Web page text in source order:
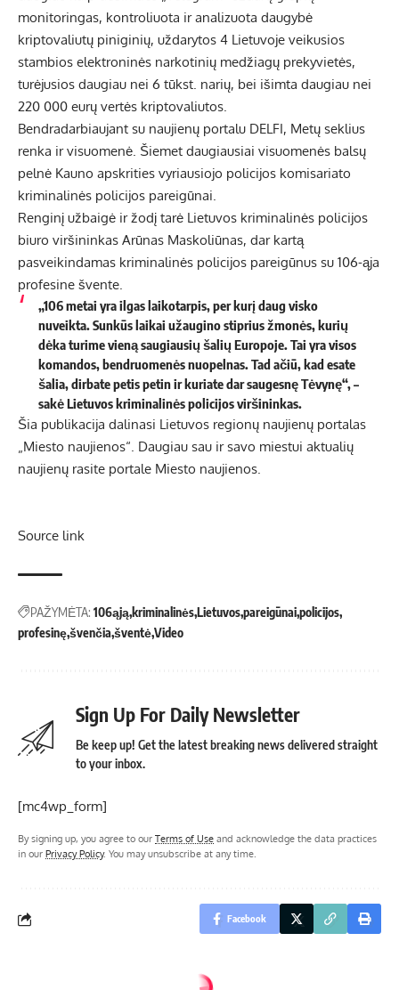
monitoringas, kontroliuota ir analizuota daugybė
kriptovaliutų piniginių, uždarytos 4 Lietuvoje veikusios
stambios elektroninės narkotinių medžiagų prekyvietės,
turėjusios daugiau nei 6 tūkst. narių, bei išimta daugiau nei
220 000 eurų vertės kriptovaliutos.
Bendradarbiaujant su naujienų portalu DELFI, Metų seklius
renka ir visuomenė. Šiemet daugiausiai visuomenės balsų
pelnė Kauno apskrities vyriausiojo policijos komisariato
kriminalinės policijos pareigūnai.
Renginį užbaigė ir žodį tarė Lietuvos kriminalinės policijos
biuro viršininkas Arūnas Maskoliūnas, dar kartą
pasveikindamas kriminalinės policijos pareigūnus su 106-ąja
profesine švente.
„106 metai yra ilgas laikotarpis, per kurį daug visko
nuveikta. Sunkūs laikai užaugino stiprius žmonės, kurių
dėka turime vieną saugiausių šalių Europoje. Tai yra visos
komandos, bendruomenės nuopelnas. Tad ačiū, kad esate
šalia, dirbate petis petin ir kuriate dar saugesnę Tėvynę“, –
sakė Lietuvos kriminalinės policijos viršininkas.
Šia publikacija dalinasi Lietuvos regionų naujienų portalas
„Miesto naujienos“. Daugiau sau ir savo miestui aktualių
naujienų rasite portale Miesto naujienos.
Source link
PAŽYMĖTA: 106ąją kriminalinėsLietuvospareigūnaipolicijos
profesinęšvenčia šventėVideo
Sign Up For Daily Newsletter
Be keep up! Get the latest breaking news delivered straight
to your inbox.
[mc4wp_form]
By signing up, you agree to our Terms of Use and acknowledge the data practices
in our Privacy Policy. You may unsubscribe at any time.
Facebook